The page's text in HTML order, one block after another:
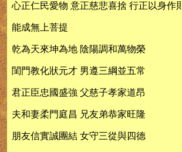
心正仁民愛物 意正慈悲喜捨 行正以身作
能成無上菩提
乾為天來坤為地 陰陽調和萬物榮
閨門教化狀元才 男遵三綱並五常
君正臣忠國盛強 父慈子孝家道昂
夫和妻柔門庭昌 兄友弟恭家旺隆
朋友信實誠團結 女守三從與四德